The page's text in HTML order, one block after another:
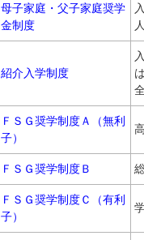
母子家庭・父子家庭奨学
金制度
紹介入学制度
ＦＳＧ奨学制度Ａ（無利
子）
ＦＳＧ奨学制度Ｂ
ＦＳＧ奨学制度Ｃ（有利
子）